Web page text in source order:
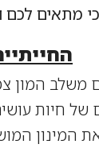
לכם
החייתיים
המון צמחיה
חיות עושים
המושלם